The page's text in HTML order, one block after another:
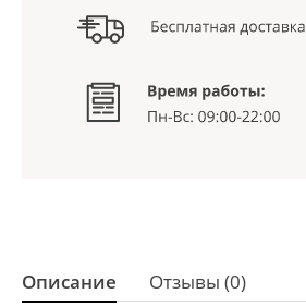
Описание Отзывы (0)